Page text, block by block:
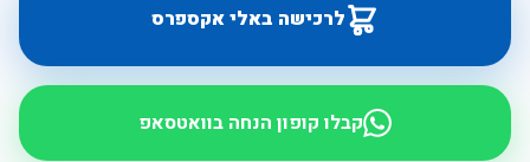
לרכישה באלי אקספרס
קבלו קופון הנחה בוואטסאפ